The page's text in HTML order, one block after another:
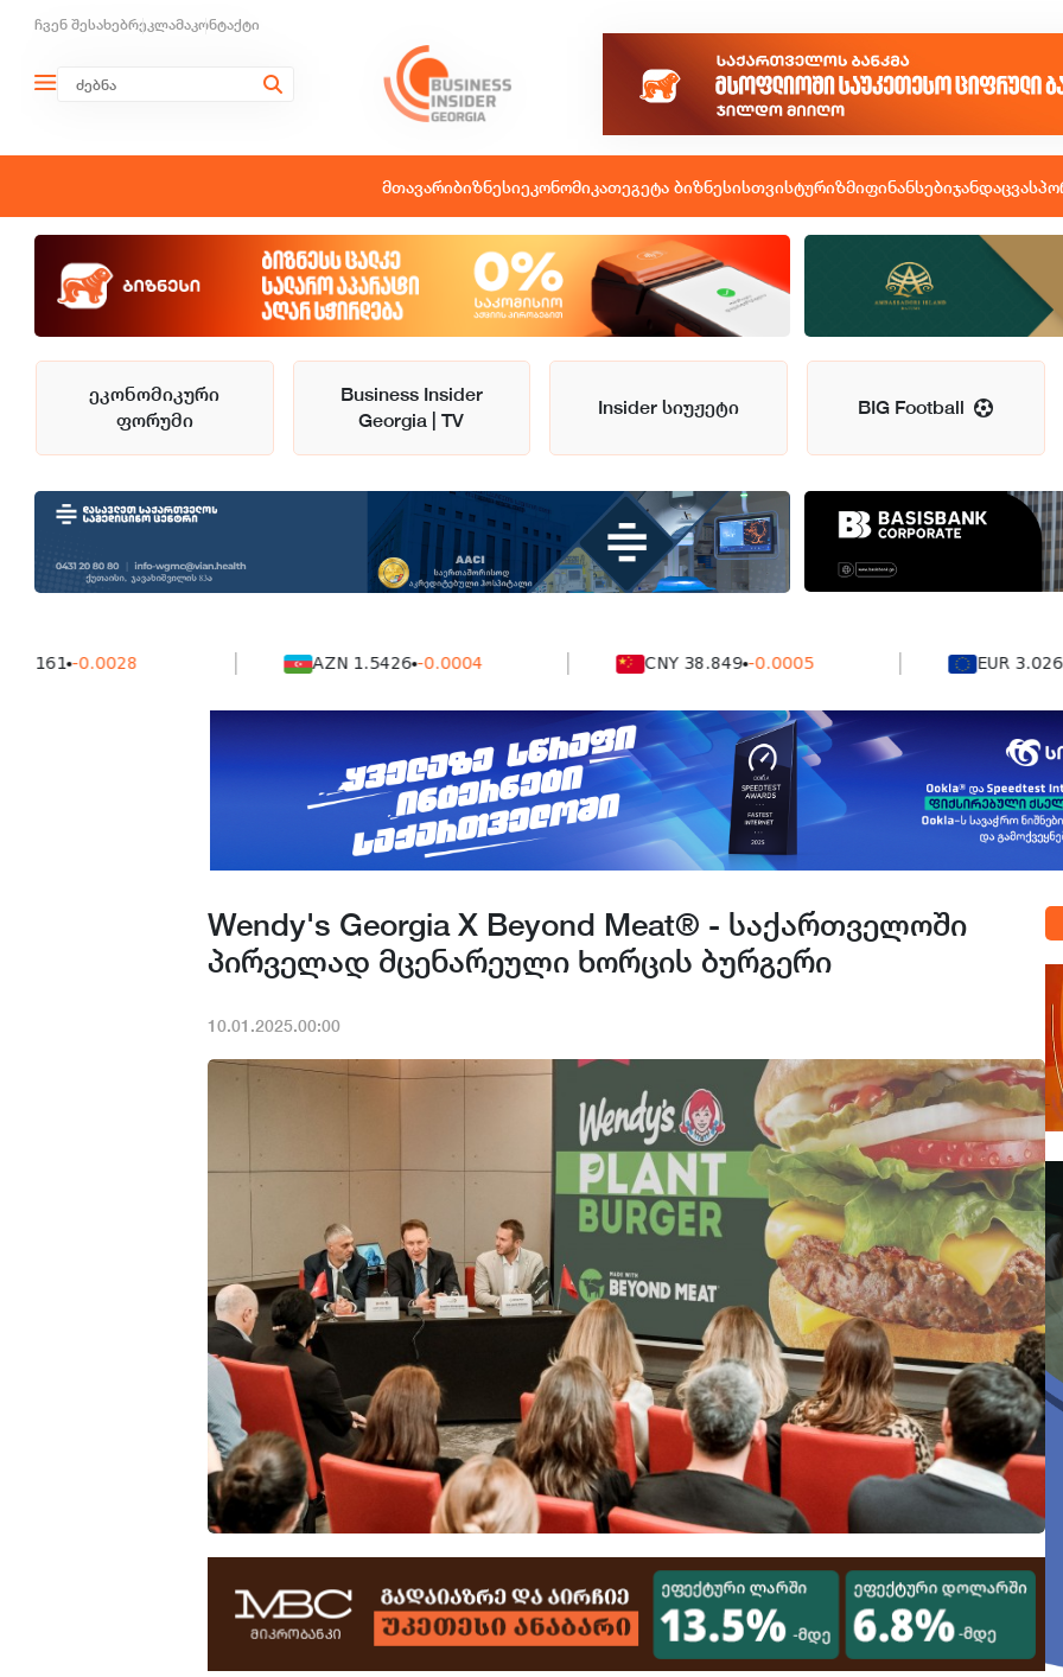
ჩვენ შესახებრეკლამაკონტაქტი
მთავარიბიზნესიეკონომიკათეგეტა ბიზნესისთვისტურიზმიფინანსებიჯანდაცვა
ეკონომიკური
ფორუმი
Business Insider
Georgia | TV
Insider სიუჟეტი BIG Football
-0.0028 AZN 1.5426 -0.0004 CNY 38.849 -0.0005 EUR 3.0264
Wendy's Georgia X Beyond Meat® - საქართველოში
პირველად მცენარეული ხორცის ბურგერი
10.01.2025.00:00